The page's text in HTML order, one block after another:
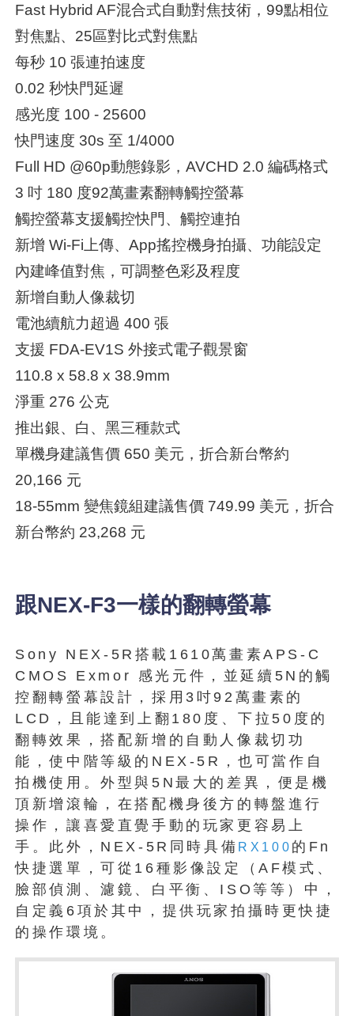
Fast Hybrid AF混合式自動對焦技術，99點相位
對焦點、25區對比式對焦點
每秒 10 張連拍速度
0.02 秒快門延遲
感光度 100 - 25600
快門速度 30s 至 1/4000
Full HD @60p動態錄影，AVCHD 2.0 編碼格式
3 吋 180 度92萬畫素翻轉觸控螢幕
觸控螢幕支援觸控快門、觸控連拍
新增 Wi-Fi上傳、App搖控機身拍攝、功能設定
內建峰值對焦，可調整色彩及程度
新增自動人像裁切
電池續航力超過 400 張
支援 FDA-EV1S 外接式電子觀景窗
110.8 x 58.8 x 38.9mm
淨重 276 公克
推出銀、白、黑三種款式
單機身建議售價 650 美元，折合新台幣約
20,166 元
18-55mm 變焦鏡組建議售價 749.99 美元，折合
新台幣約 23,268 元
跟NEX-F3一樣的翻轉螢幕
Sony NEX-5R搭載1610萬畫素APS-C
CMOS Exmor 感光元件，並延續5N的觸
控翻轉螢幕設計，採用3吋92萬畫素的
LCD，且能達到上翻180度、下拉50度的
翻轉效果，搭配新增的自動人像裁切功
能，使中階等級的NEX-5R，也可當作自
拍機使用。外型與5N最大的差異，便是機
頂新增滾輪，在搭配機身後方的轉盤進行
操作，讓喜愛直覺手動的玩家更容易上
手。此外，NEX-5R同時具備 RX100 的Fn
快捷選單，可從16種影像設定（AF模式、
臉部偵測、濾鏡、白平衡、ISO等等）中，
自定義6項於其中，提供玩家拍攝時更快捷
的操作環境。